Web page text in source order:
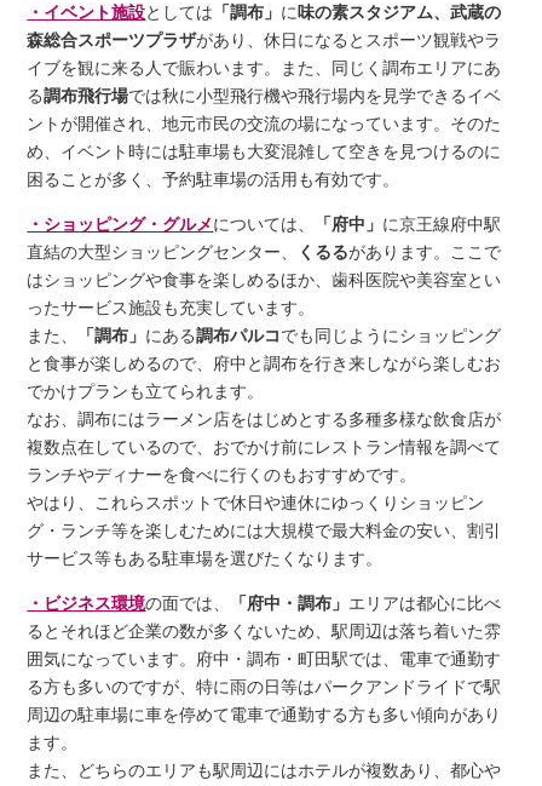
・イベント施設としては 「調布」 に味の素スタジアム、武蔵の
森総合スポーツプラザがあり、休日になるとスポーツ観戦やラ
イブを観に来る人で賑わいます。また、同じく調布エリアにあ
る調布飛行場では秋に小型飛行機や飛行場内を見学できるイベ
ントが開催され、地元市民の交流の場になっています。そのた
め、イベント時には駐車場も大変混雑して空きを見つけるのに
困ることが多く、予約駐車場の活用も有効です。
・ショッピング・グルメについては、 「府中」 に京王線府中駅
直結の大型ショッピングセンター、
くるるがあります。ここで
はショッピングや食事を楽しめるほか、歯科医院や美容室とい
ったサービス施設も充実しています。
また、
「調布」 にある調布パルコでも同じようにショッピング
と食事が楽しめるので、府中と調布を行き来しながら楽しむお
でかけプランも立てられます。
なお、調布にはラーメン店をはじめとする多種多様な飲食店が
複数点在しているので、おでかけ前にレストラン情報を調べて
ランチやディナーを食べに行くのもおすすめです。
やはり、これらスポットで休日や連休にゆっくりショッピン
グ・ランチ等を楽しむためには大規模で最大料金の安い、割引
サービス等もある駐車場を選びたくなります。
・ビジネス環境の面では、 「府中・調布」 エリアは都心に比べ
るとそれほど企業の数が多くないため、駅周辺は落ち着いた雰
囲気になっています。府中・調布・町田駅では、電車で通勤す
る方も多いのですが、特に雨の日等はパークアンドライドで駅
周辺の駐車場に車を停めて電車で通勤する方も多い傾向があり
ます。
また、どちらのエリアも駅周辺にはホテルが複数あり、都心や